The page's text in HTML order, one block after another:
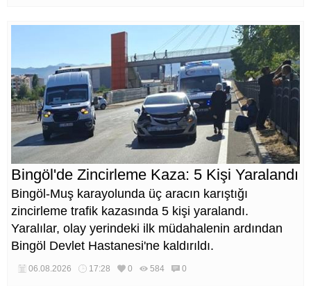
Bingöl'de Zincirleme Kaza: 5 Kişi Yaralandı
Bingöl-Muş karayolunda üç aracın karıştığı
zincirleme trafik kazasında 5 kişi yaralandı.
Yaralılar, olay yerindeki ilk müdahalenin ardından
Bingöl Devlet Hastanesi'ne kaldırıldı.
06.08.2026 17:28 0 584 0